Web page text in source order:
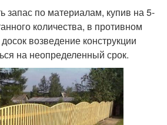
запас по материалам, купив на 5-
количества, в противном
возведение конструкции
на неопределенный срок.